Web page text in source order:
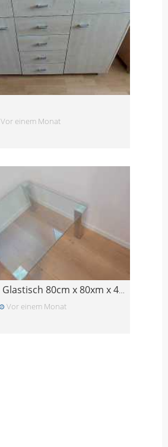
Vor einem Monat
Couchtisch - Glastisch 80cm x 80xm x 45cm
Vor einem Monat